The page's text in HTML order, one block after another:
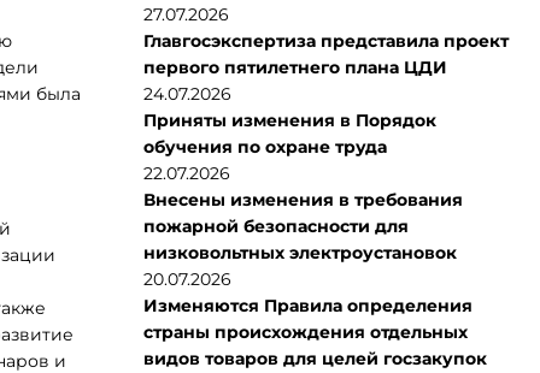
была
и
27.07.2026
Главгосэкспертиза представила проект
первого пятилетнего плана ЦДИ
24.07.2026
Приняты изменения в Порядок
обучения по охране труда
22.07.2026
Внесены изменения в требования
пожарной безопасности для
низковольтных электроустановок
20.07.2026
Изменяются Правила определения
страны происхождения отдельных
видов товаров для целей госзакупок